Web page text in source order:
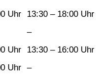
Uhr
13:30 – 18:00 Uhr
–
Uhr
13:30 – 16:00 Uhr
Uhr –